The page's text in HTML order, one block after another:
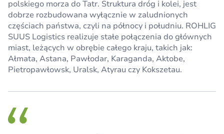
polskiego morza do Tatr. Struktura dróg i kolei, jest
dobrze rozbudowana wyłącznie w zaludnionych
częściach państwa, czyli na północy i południu. ROHLIG
SUUS Logistics realizuje stałe połączenia do głównych
miast, leżących w obrębie całego kraju, takich jak:
Ałmata, Astana, Pawłodar, Karaganda, Aktobe,
Pietropawłowsk, Uralsk, Atyrau czy Kokszetau.